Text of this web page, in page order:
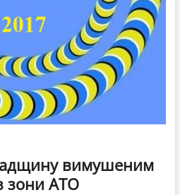
вимушеним
зони АТО